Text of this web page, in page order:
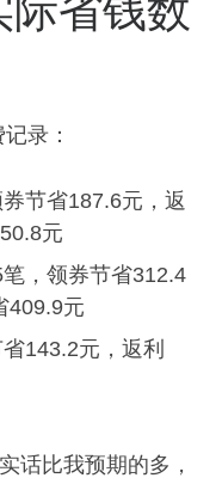
省钱数
录：
节省187.6元，返
元
，领券节省312.4
409.9元
143.2元，返利
话比我预期的多，